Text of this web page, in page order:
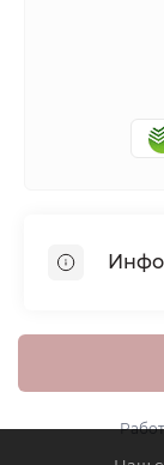
Доставка,
Гарантия
Политика